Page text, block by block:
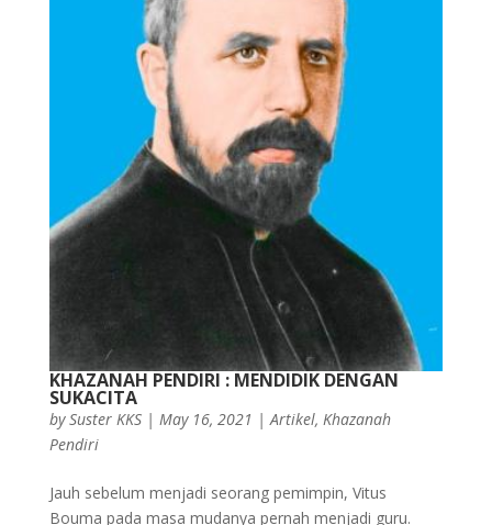
KHAZANAH PENDIRI : MENDIDIK DENGAN
SUKACITA
bySuster KKS| May 16, 2021 | Artikel, Khazanah
Pendiri
Jauh sebelum menjadi seorang pemimpin, Vitus
Bouma pada masa mudanya pernah menjadi guru.